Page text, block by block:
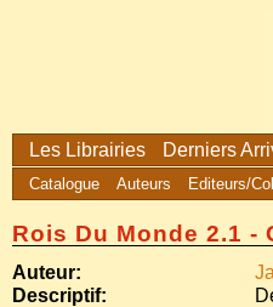
Les Librairies Derniers
Catalogue Auteurs Editeurs/
Rois Du Monde 2.1 -
Auteur:
Descriptif: